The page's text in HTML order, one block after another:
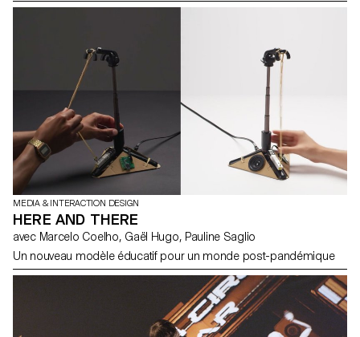
un monde futuriste et vivez votre transplantation dans une
intelligence collective au rythme des sonorités électroniques du
collectif Curl. Basée sur vos données personnelles et vos
décisions, l’expérience s’adapte à vous pour proposer une
expérience troublante de votre identité.
MEDIA & INTERACTION DESIGN
HERE AND THERE
avec Marcelo Coelho, Gaël Hugo, Pauline Saglio
Un nouveau modèle éducatif pour un monde post-pandémique